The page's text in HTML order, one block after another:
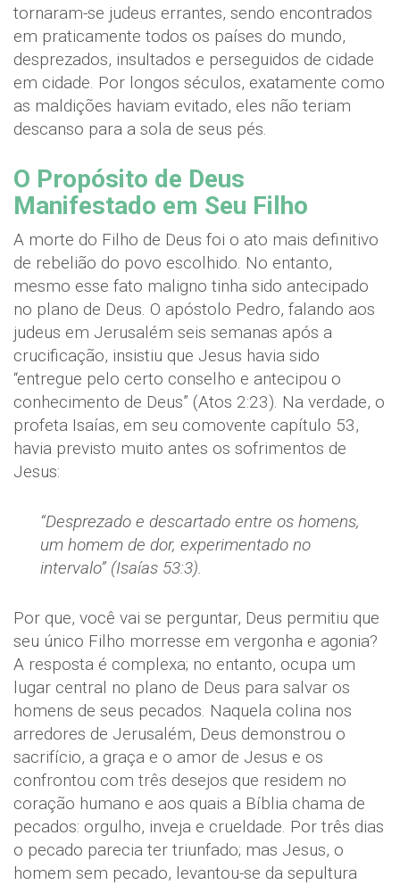
tornaram-se judeus errantes, sendo encontrados
em praticamente todos os países do mundo,
desprezados, insultados e perseguidos de cidade
em cidade. Por longos séculos, exatamente como
as maldições haviam evitado, eles não teriam
descanso para a sola de seus pés.
O Propósito de Deus
Manifestado em Seu Filho
A morte do Filho de Deus foi o ato mais definitivo
de rebelião do povo escolhido. No entanto,
mesmo esse fato maligno tinha sido antecipado
no plano de Deus. O apóstolo Pedro, falando aos
judeus em Jerusalém seis semanas após a
crucificação, insistiu que Jesus havia sido
“entregue pelo certo conselho e antecipou o
conhecimento de Deus” (Atos 2:23). Na verdade, o
profeta Isaías, em seu comovente capítulo 53,
havia previsto muito antes os sofrimentos de
Jesus:
“Desprezado e descartado entre os homens,
um homem de dor, experimentado no
intervalo” (Isaías 53:3).
Por que, você vai se perguntar, Deus permitiu que
seu único Filho morresse em vergonha e agonia?
A resposta é complexa; no entanto, ocupa um
lugar central no plano de Deus para salvar os
homens de seus pecados. Naquela colina nos
arredores de Jerusalém, Deus demonstrou o
sacrifício, a graça e o amor de Jesus e os
confrontou com três desejos que residem no
coração humano e aos quais a Bíblia chama de
pecados: orgulho, inveja e crueldade. Por três dias
o pecado parecia ter triunfado; mas Jesus, o
homem sem pecado, levantou-se da sepultura